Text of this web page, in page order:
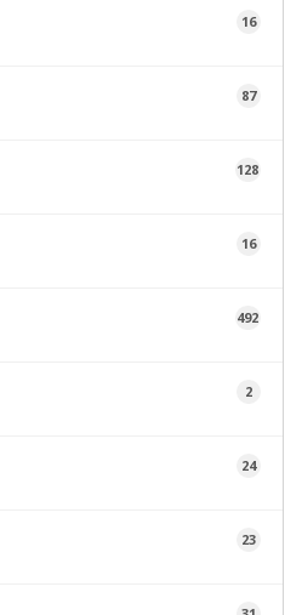
16
87
128
16
492
2
24
23